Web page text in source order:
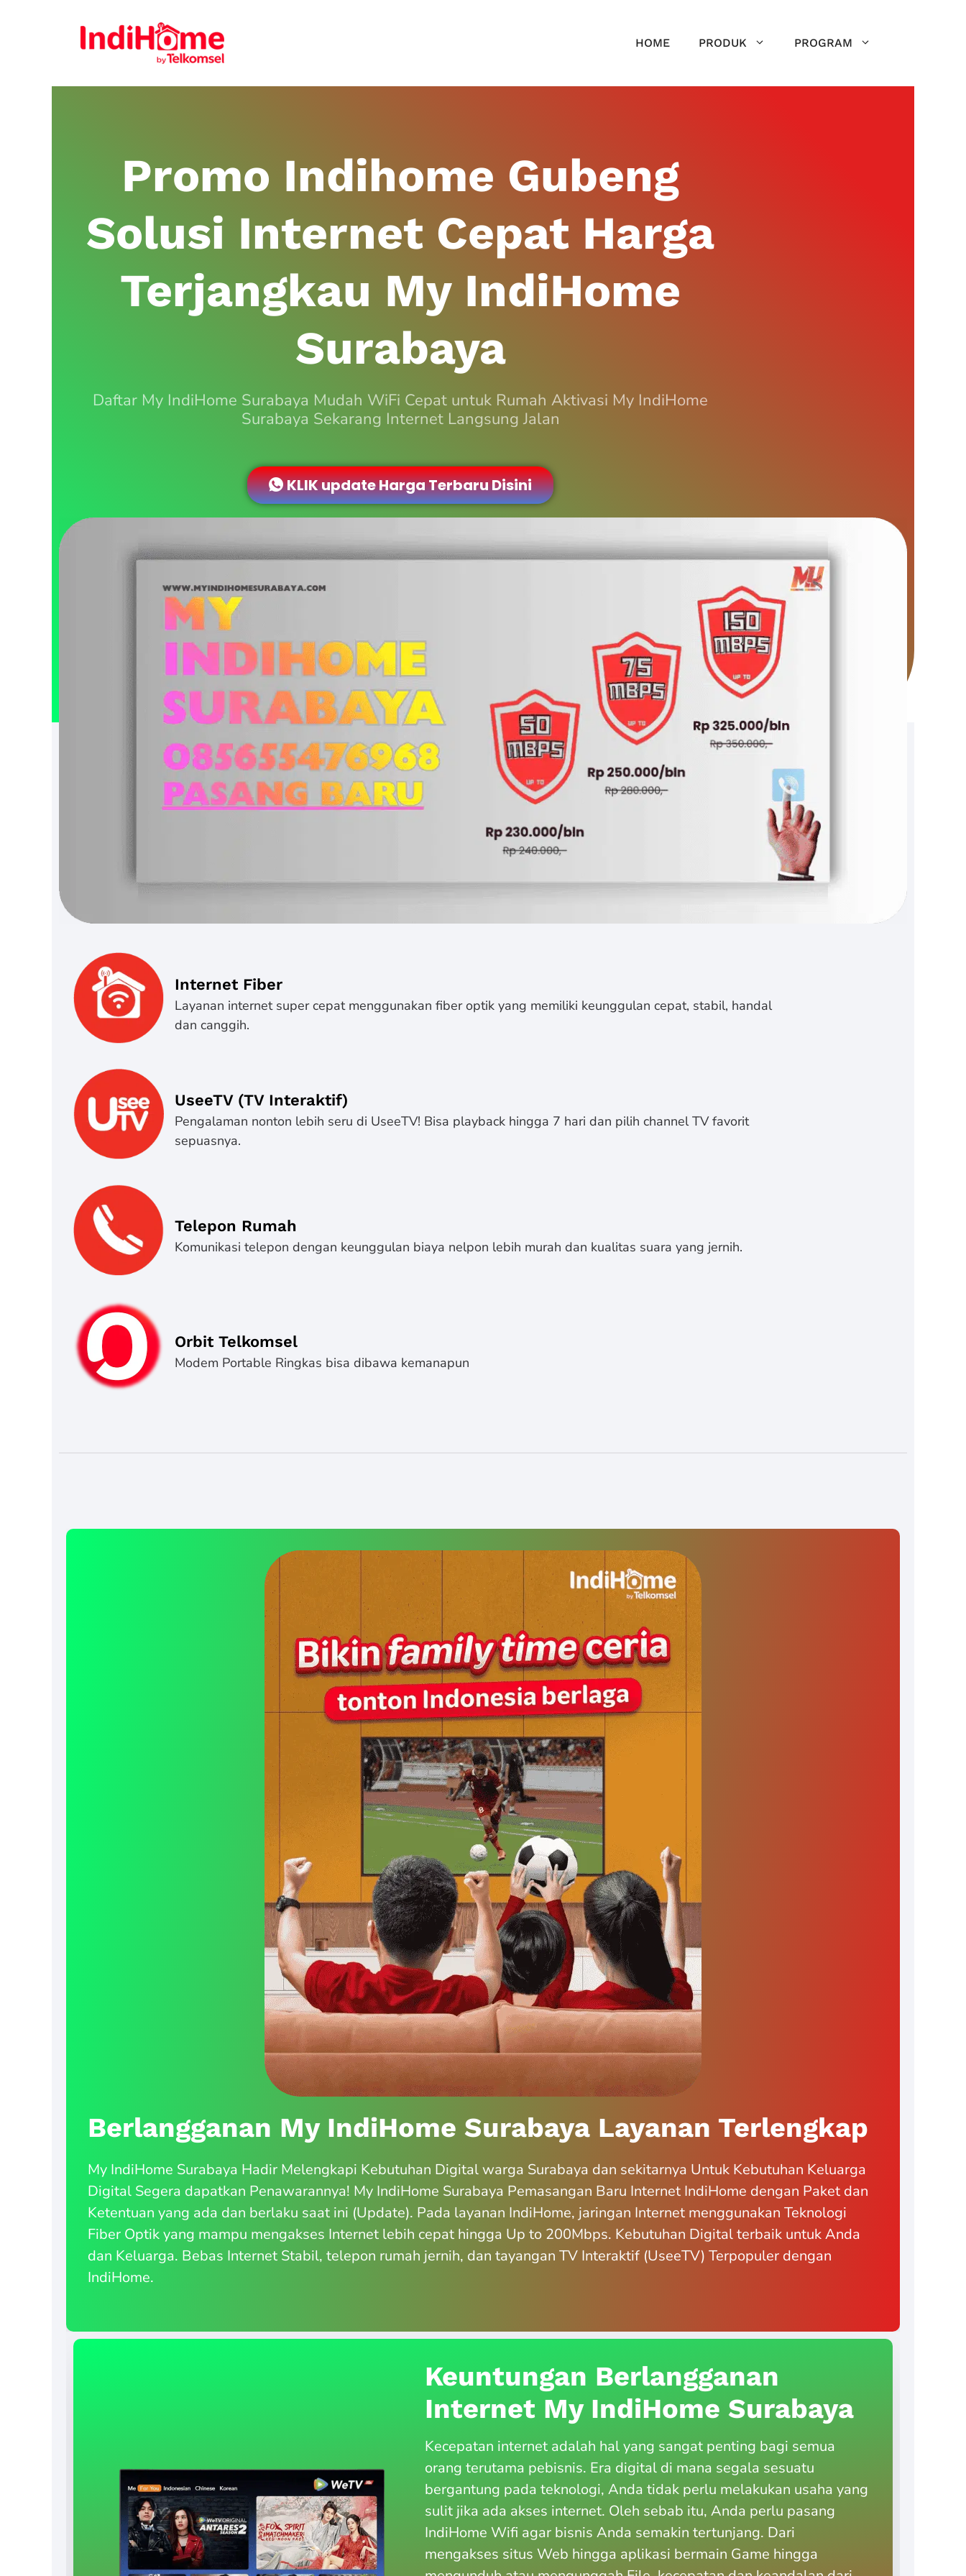
HOME PRODUK PROGRAM
Promo Indihome Gubeng
Solusi Internet Cepat Harga
Terjangkau My IndiHome
Surabaya
Daftar My IndiHome Surabaya Mudah WiFi Cepat untuk Rumah Aktivasi My IndiHome
Surabaya Sekarang Internet Langsung Jalan
KLIK update Harga Terbaru Disini
Internet Fiber
Layanan internet super cepat menggunakan fiber optik yang memiliki keunggulan cepat, stabil, handal
dan canggih.
UseeTV (TV Interaktif)
Pengalaman nonton lebih seru di UseeTV! Bisa playback hingga 7 hari dan pilih channel TV favorit
sepuasnya.
Telepon Rumah
Komunikasi telepon dengan keunggulan biaya nelpon lebih murah dan kualitas suara yang jernih.
Orbit Telkomsel
Modem Portable Ringkas bisa dibawa kemanapun
Berlangganan My IndiHome Surabaya Layanan Terlengkap
My IndiHome Surabaya Hadir Melengkapi Kebutuhan Digital warga Surabaya dan sekitarnya Untuk Kebutuhan Keluarga
Digital Segera dapatkan Penawarannya! My IndiHome Surabaya Pemasangan Baru Internet IndiHome dengan Paket dan
Ketentuan yang ada dan berlaku saat ini (Update). Pada layanan IndiHome, jaringan Internet menggunakan Teknologi
Fiber Optik yang mampu mengakses Internet lebih cepat hingga Up to 200Mbps. Kebutuhan Digital terbaik untuk Anda
dan Keluarga. Bebas Internet Stabil, telepon rumah jernih, dan tayangan TV Interaktif (UseeTV) Terpopuler dengan
IndiHome.
Keuntungan Berlangganan
Internet My IndiHome Surabaya
Kecepatan internet adalah hal yang sangat penting bagi semua
orang terutama pebisnis. Era digital di mana segala sesuatu
bergantung pada teknologi, Anda tidak perlu melakukan usaha yang
sulit jika ada akses internet. Oleh sebab itu, Anda perlu pasang
IndiHome Wifi agar bisnis Anda semakin tertunjang. Dari
mengakses situs Web hingga aplikasi bermain Game hingga